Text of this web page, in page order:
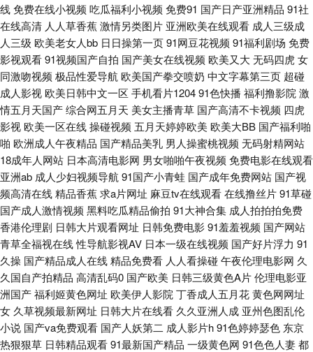
精品九欧美 玖玖在线 密臀中文字幕 日韩电影αν免费 色婷婷激情综合 91黑
丝美女大胸被艹 av资源天堂 福利姬av 国产一期二期在线 91涩涩大片 阿V视
频在线观看日韩 国产资源福利91 老湿福午夜 免费毛片基地 影音先锋AV国产
91福利合集在线 91小視頻 91主播在线视频 超碰资源网总站 大香蕉在线99
国产丝袜91 久肏视频字幕 男人的天堂日日夜夜 香蕉网址 91福利导航站 91
九色性爱 97资源站狠狠撸 www探花02年 成人黄色片VTCOm 福利看片网av
国产精品久久性爱 成人91制服社区 美日韩色色 四虎四级av 午夜剧场欧 91
成人超碰 91福利资源共享总站 一区国产片 91撸人网 91色图 91在线观看视
频www 久草久爱 日本性交电影 香蕉视频黄 淫网高清电影免费提供 91操美
女 91激情性交社区 91午夜电影观看 97瑟瑟导航 www日韩激情com 老司机
线免费在线小视频 吃瓜福利小视频 免费91 国产日产亚洲精品 91社
在线高清 人人草香蕉激情另类图片 亚洲欧美在线观看 成人三级成
人三级 欧美老女人bb 日日操第一页91网豆花视频 91福利剧场 免费
影视观看91视频国产自拍 国产美女在线视频 欧美又大无码四虎女
同激吻视频 极品性爱导航 欧美国产拳交喷奶 中文字幕第三页 超碰
成人影视 欧美日韩中文一区 手机看片120491色快播 福利撸影院 激
情五月天国产综合网五月天 美女主播青草 国产高清不卡视频 四虎
影视 欧美一区在线操碰视频 五月天婷婷欧美 欧美大BB 国产福利啪
啪 欧洲成人午夜精品 国产精品美乳 男人操蜜桃视频 无码射精网站
18成年人网站 日本高清电影网 男女啪啪午夜视频 免费电影在线观看
亚洲ab 成人少妇视频导航 91国产小青蛙 国产成年免费网站 国产视
频高清在线精品香蕉求a片网址 麻豆tv在线观看在线撸丝片91草碰
国产成人激情视频 黑料吃瓜精品偷拍 91大神合集 成人拍拍拍免费
香港伦理剧 日韩大片观看网址 日韩免费电影91羞羞视频 国产网站
青草全福视在线性导航影视AV 日本一级在线视频 国产好片浮力 91
久操 国产精品成人在线精品免费看 人人看操碰午夜伦理电影网 久
久国自产拍精品 高清乱码0 国产欧美 日韩三级黄色A片伦理电影亚
洲国产福利姬黄色网址 欧美伊人影院 丁香成人五月花黄色网网址
女 久草视频最新网址 日韩大片在线看 久久亚洲人成 亚州色图乱伦
小说 国产va免费观看 国产人妖第二 成人影片h91色婷婷瑟色 东京
热狠狠草 日韩精品观看91最新国产精品 一级黄色网 91色色人妻都